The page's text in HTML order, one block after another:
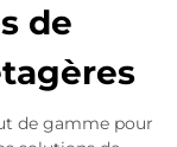
de
de gamme pour